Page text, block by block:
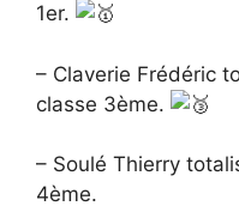
1er.
– Claverie Frédéric
classe 3ème.
– Soulé Thierry
4ème.